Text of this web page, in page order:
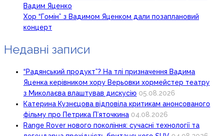
Вадим Яценко
Хор “Гомін” з Вадимом Яценком дали позаплановий
концерт
Недавні записи
“Радянський продукт”? На тлі призначення Вадима
Яценка керівником хору Верьовки хормейстер театру
з Миколаєва влаштував дискусію 05.08.2026
Катерина Кузнєцова відповіла критикам анонсованого
фільму про Петрика П’яточкина 04.08.2026
Range Rover нового покоління: сучасні технології та